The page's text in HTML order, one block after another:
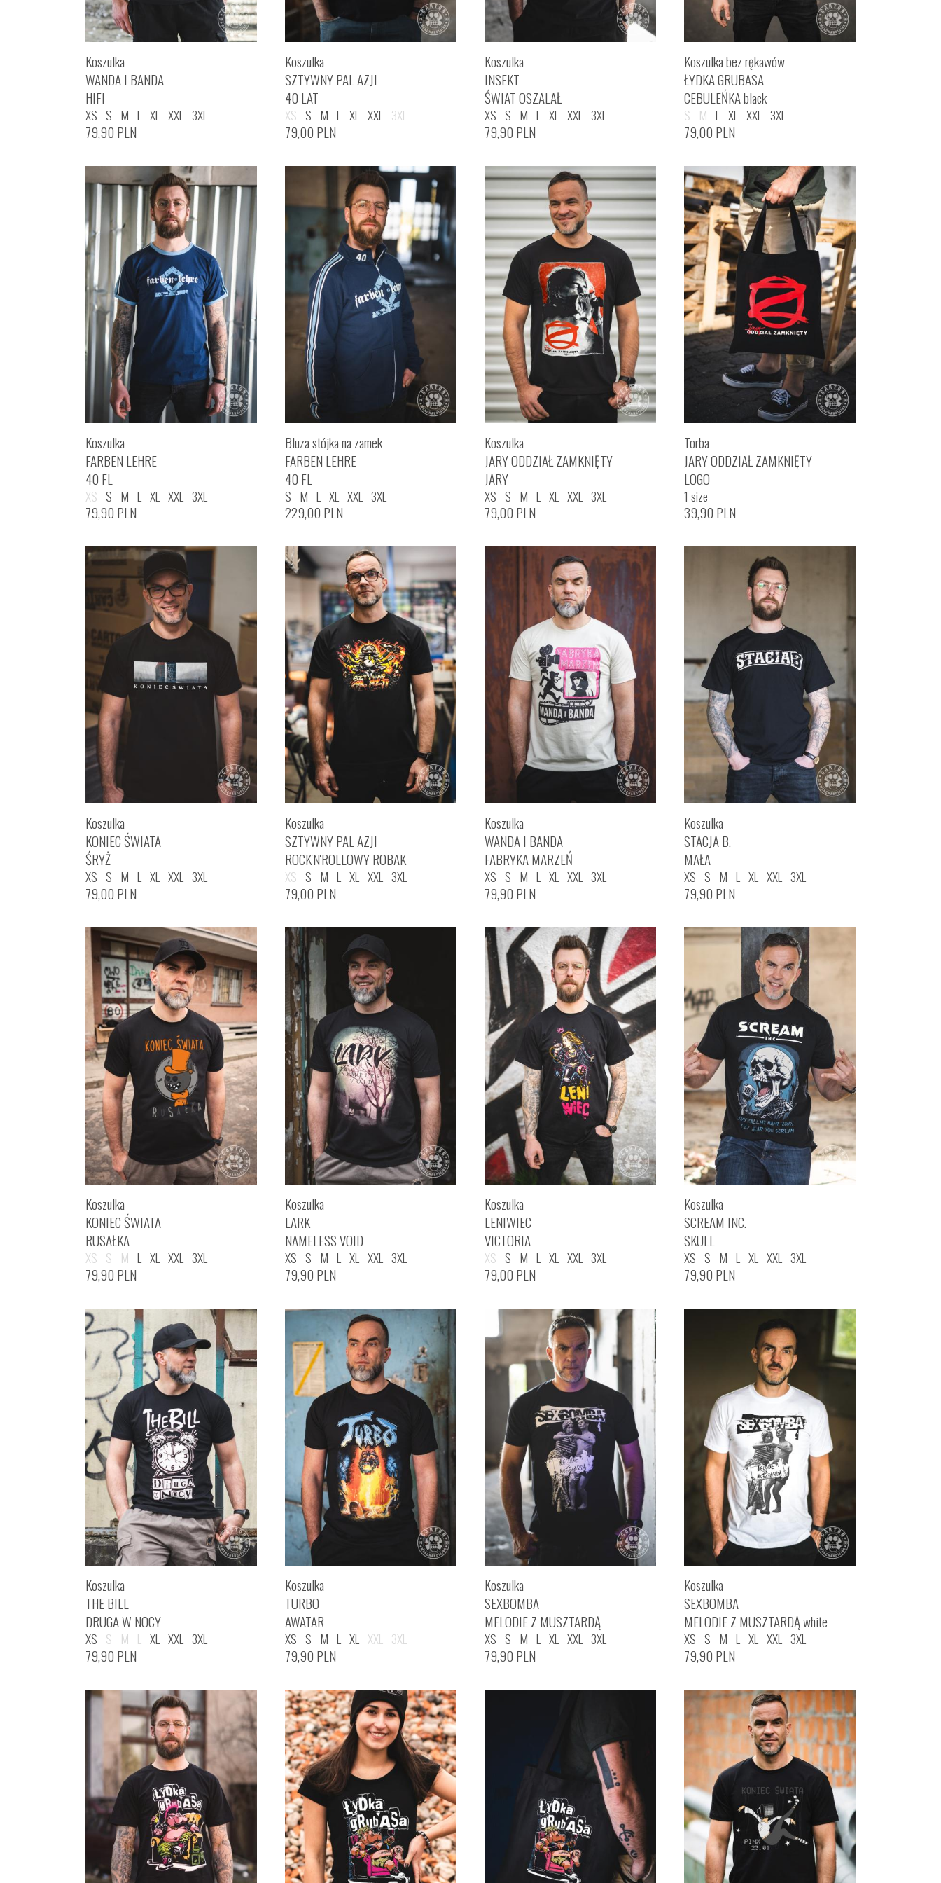
Koszulka
WANDA I BANDA
HIFI
XS S M L XL XXL 3XL
79,90 PLN
Koszulka
SZTYWNY PAL AZJI
40 LAT
XS S M L XL XXL 3XL
79,00 PLN
Koszulka
INSEKT
ŚWIAT OSZALAŁ
XS S M L XL XXL 3XL
79,90 PLN
Koszulka bez rękawów
ŁYDKA GRUBASA
CEBULEŃKA black
S M L XL XXL 3XL
79,00 PLN
Koszulka
FARBEN LEHRE
40 FL
XS S M L XL XXL 3XL
79,90 PLN
Bluza stójka na zamek
FARBEN LEHRE
40 FL
S M L XL XXL 3XL
229,00 PLN
Koszulka
JARY ODDZIAŁ ZAMKNIĘTY
JARY
XS S M L XL XXL 3XL
79,00 PLN
Torba
JARY ODDZIAŁ ZAMKNIĘTY
LOGO
1 size
39,90 PLN
Koszulka
KONIEC ŚWIATA
ŚRYŻ
XS S M L XL XXL 3XL
79,00 PLN
Koszulka
SZTYWNY PAL AZJI
ROCK'N'ROLLOWY ROBAK
XS S M L XL XXL 3XL
79,00 PLN
Koszulka
WANDA I BANDA
FABRYKA MARZEŃ
XS S M L XL XXL 3XL
79,90 PLN
Koszulka
STACJA B.
MAŁA
XS S M L XL XXL 3XL
79,90 PLN
Koszulka
KONIEC ŚWIATA
RUSAŁKA
XS S M L XL XXL 3XL
79,90 PLN
Koszulka
LARK
NAMELESS VOID
XS S M L XL XXL 3XL
79,90 PLN
Koszulka
LENIWIEC
VICTORIA
XS S M L XL XXL 3XL
79,00 PLN
Koszulka
SCREAM INC.
SKULL
XS S M L XL XXL 3XL
79,90 PLN
Koszulka
THE BILL
DRUGA W NOCY
XS S M L XL XXL 3XL
79,90 PLN
Koszulka
TURBO
AWATAR
XS S M L XL XXL 3XL
79,90 PLN
Koszulka
SEXBOMBA
MELODIE Z MUSZTARDĄ
XS S M L XL XXL 3XL
79,90 PLN
Koszulka
SEXBOMBA
MELODIE Z MUSZTARDĄ white
XS S M L XL XXL 3XL
79,90 PLN